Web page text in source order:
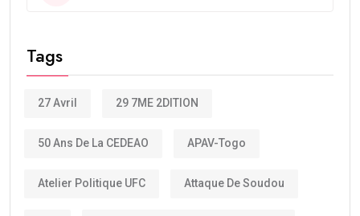
Tags
27 Avril 29 7ME 2DITION
50 Ans De La CEDEAO APAV-Togo
Atelier Politique UFC Attaque De Soudou